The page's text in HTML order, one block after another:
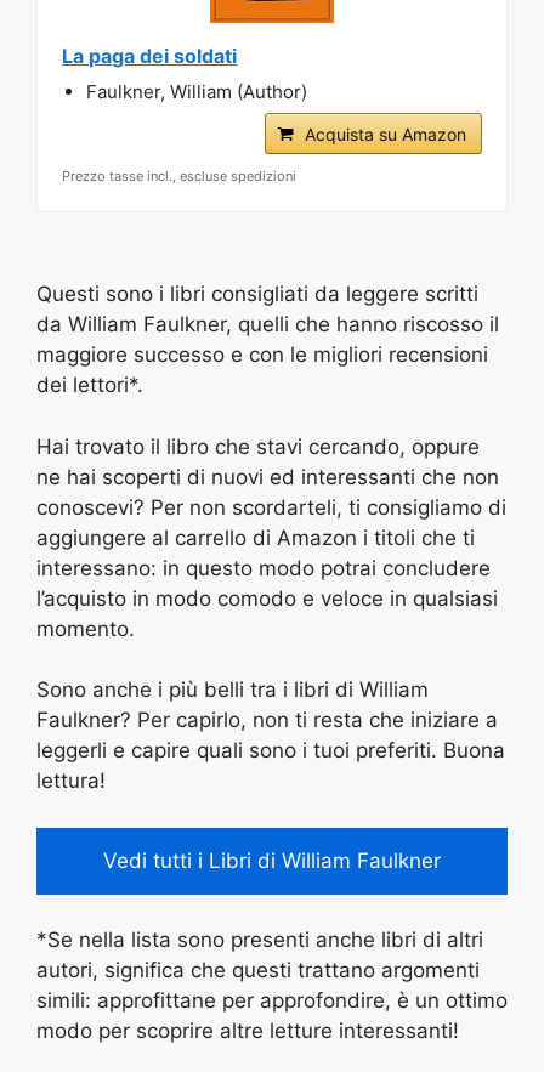
La paga dei soldati
Faulkner, William (Author)
Acquista su Amazon
Prezzo tasse incl., escluse spedizioni
Questi sono i libri consigliati da leggere scritti
da William Faulkner, quelli che hanno riscosso il
maggiore successo e con le migliori recensioni
dei lettori*.
Hai trovato il libro che stavi cercando, oppure
ne hai scoperti di nuovi ed interessanti che non
conoscevi? Per non scordarteli, ti consigliamo di
aggiungere al carrello di Amazon i titoli che ti
interessano: in questo modo potrai concludere
l’acquisto in modo comodo e veloce in qualsiasi
momento.
Sono anche i più belli tra i libri di William
Faulkner? Per capirlo, non ti resta che iniziare a
leggerli e capire quali sono i tuoi preferiti. Buona
lettura!
Vedi tutti i Libri di William Faulkner
*Se nella lista sono presenti anche libri di altri
autori, significa che questi trattano argomenti
simili: approfittane per approfondire, è un ottimo
modo per scoprire altre letture interessanti!